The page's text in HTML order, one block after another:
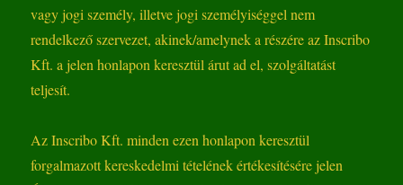
vagy jogi személy, illetve jogi személyiséggel nem
rendelkező szervezet, akinek/amelynek a részére az Inscribo
Kft. a jelen honlapon keresztül árut ad el, szolgáltatást
teljesít.
Az Inscribo Kft. minden ezen honlapon keresztül
forgalmazott kereskedelmi tételének értékesítésére jelen